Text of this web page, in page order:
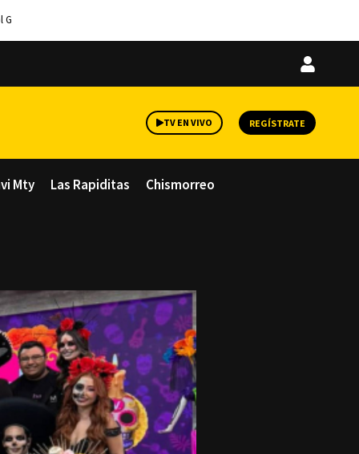
G
Iniciar
TV EN VIVO REGÍSTRATE
Mty Las Rapiditas Chismorreo